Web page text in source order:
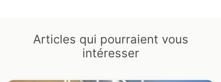
Articles qui pourraient vous
intéresser